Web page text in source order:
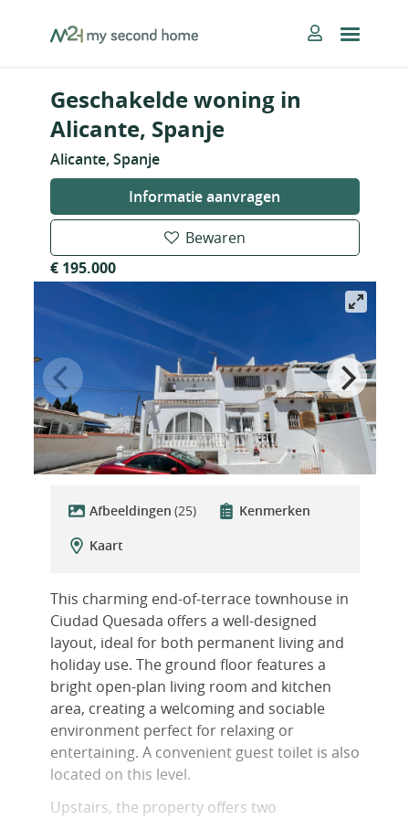
MySecondHome
Geschakelde woning in
Alicante, Spanje
Alicante, Spanje
Informatie aanvragen
Bewaren
€ 195.000
Afbeeldingen (25)
Kenmerken
Kaart
This charming end-of-terrace townhouse in
Ciudad Quesada offers a well-designed
layout, ideal for both permanent living and
holiday use. The ground floor features a
bright open-plan living room and kitchen
area, creating a welcoming and sociable
environment perfect for relaxing or
entertaining. A convenient guest toilet is also
located on this level.
Upstairs, the property offers two